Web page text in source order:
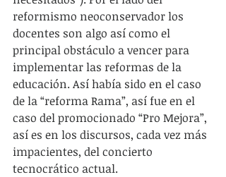
reformismo neoconservador los
docentes son algo así como el
principal obstáculo a vencer para
implementar las reformas de la
educación. Así había sido en el caso
de la “reforma Rama”, así fue en el
caso del promocionado “Pro Mejora”,
así es en los discursos, cada vez más
impacientes, del concierto
tecnocrático actual.